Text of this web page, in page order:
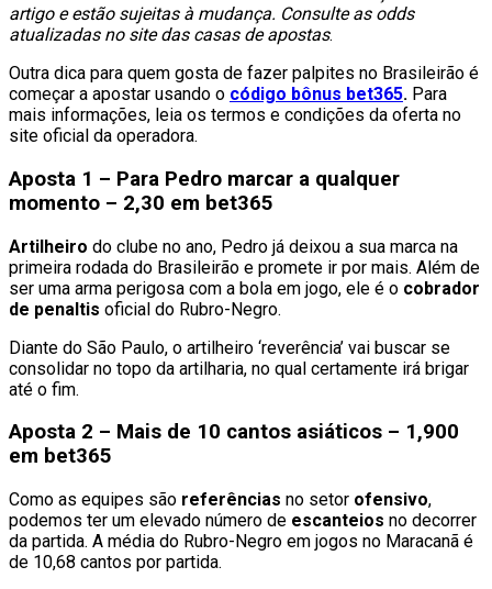
artigo e estão sujeitas à mudança. Consulte as odds
atualizadas no site das casas de apostas.
Outra dica para quem gosta de fazer palpites no Brasileirão é
começar a apostar usando o código bônus bet365. Para
mais informações, leia os termos e condições da oferta no
site oficial da operadora.
Aposta 1 – Para Pedro marcar a qualquer
momento – 2,30 em bet365
Artilheiro do clube no ano, Pedro já deixou a sua marca na
primeira rodada do Brasileirão e promete ir por mais. Além de
ser uma arma perigosa com a bola em jogo, ele é o cobrador
de penaltis oficial do Rubro-Negro.
Diante do São Paulo, o artilheiro ‘reverência’ vai buscar se
consolidar no topo da artilharia, no qual certamente irá brigar
até o fim.
Aposta 2 – Mais de 10 cantos asiáticos – 1,900
em bet365
Como as equipes são referências no setor ofensivo,
podemos ter um elevado número de escanteios no decorrer
da partida. A média do Rubro-Negro em jogos no Maracanã é
de 10,68 cantos por partida.